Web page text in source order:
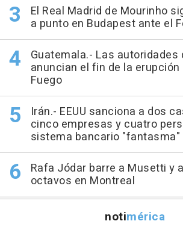
El Real Madrid de Mourinho
a punto en Budapest ante el
Guatemala.- Las autoridades
anuncian el fin de la
Fuego
Irán.- EEUU sanciona a dos
cinco empresas y cuatro
sistema bancario "fantasma"
Rafa Jódar barre a Musetti y
octavos en Montreal
notimérica